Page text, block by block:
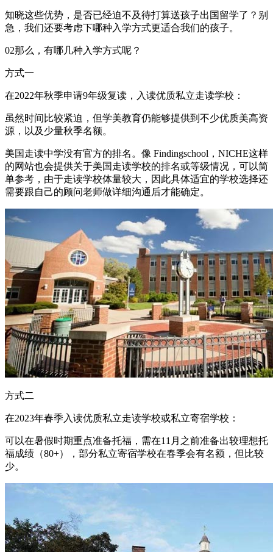
知晓这些优势，是否已经迫不及待打算送孩子出国留学了？别
急，我们还要考虑下哪种入学方式更适合我们的孩子。
02那么，有哪几种入学方式呢？
方式一
在2022年秋季申请9年级复读，入读优质私立走读学校：
虽然时间比较紧迫，但学美教育仍能够提供到不少优质美高资
源，以及少量秋季名额。
美国走读中学没有官方的排名。像 Findingschool，NICHE这样
的网站也会提供关于美国走读学校的排名或等级情况，可以简
单参考，由于走读学校体量较大，因此具体适宜的学校选择还
需要跟自己的顾问老师做详细沟通后才能确定。
方式二
在2023年春季入读优质私立走读学校或私立寄宿学校：
可以在暑假时期重点准备托福，需在11月之前准备出较理想托
福成绩（80+），部分私立寄宿学校在春季会有名额，但比较
少。